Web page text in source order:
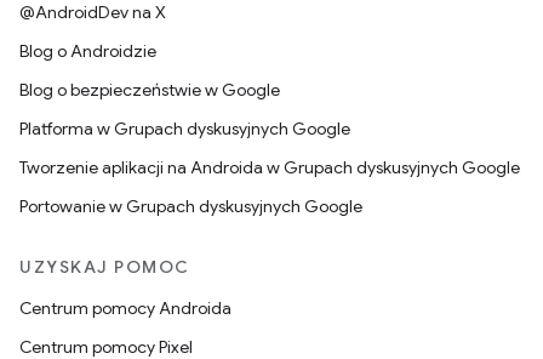
@AndroidDev na X
Blog o Androidzie
Blog o bezpieczeństwie w Google
Platforma w Grupach dyskusyjnych Google
Tworzenie aplikacji na Androida w Grupach dyskusyjnych Google
Portowanie w Grupach dyskusyjnych Google
UZYSKAJ POMOC
Centrum pomocy Androida
Centrum pomocy Pixel